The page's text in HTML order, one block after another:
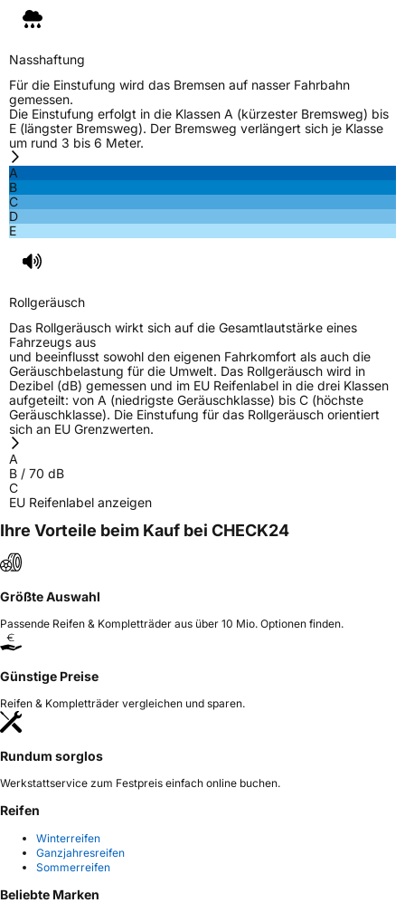
Nasshaftung
Rollgeräusch (Klasse)
Rollgeräusch (dB)
FahrzeugklasseC1
Allgemeine Produktsicherheit (GPSR)
Nasshaftung
Für die Einstufung wird das Bremsen auf nasser Fahrbahn
gemessen.
Die Einstufung erfolgt in die Klassen A (kürzester Bremsweg) bis
E (längster Bremsweg). Der Bremsweg verlängert sich je Klasse
um rund 3 bis 6 Meter.
A
B
C
D
E
Rollgeräusch
Das Rollgeräusch wirkt sich auf die Gesamtlautstärke eines
Fahrzeugs aus
und beeinflusst sowohl den eigenen Fahrkomfort als auch die
Geräuschbelastung für die Umwelt. Das Rollgeräusch wird in
Dezibel (dB) gemessen und im EU Reifenlabel in die drei Klassen
aufgeteilt: von A (niedrigste Geräuschklasse) bis C (höchste
Geräuschklasse). Die Einstufung für das Rollgeräusch orientiert
sich an EU Grenzwerten.
A
B / 70 dB
C
EU Reifenlabel anzeigen
Ihre Vorteile beim Kauf bei CHECK24
Größte Auswahl
Passende Reifen & Kompletträder aus über 10 Mio. Optionen finden.
Günstige Preise
Reifen & Kompletträder vergleichen und sparen.
Rundum sorglos
Werkstattservice zum Festpreis einfach online buchen.
Reifen
Winterreifen
Ganzjahresreifen
Sommerreifen
Beliebte Marken